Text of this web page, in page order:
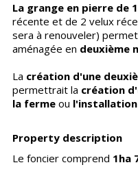
La grange en pierre de
récente et de 2 velux
sera à renouveler)
aménagée en deuxième
La création d'une
permettrait la création
la ferme ou
Property description
Le foncier comprend 1ha